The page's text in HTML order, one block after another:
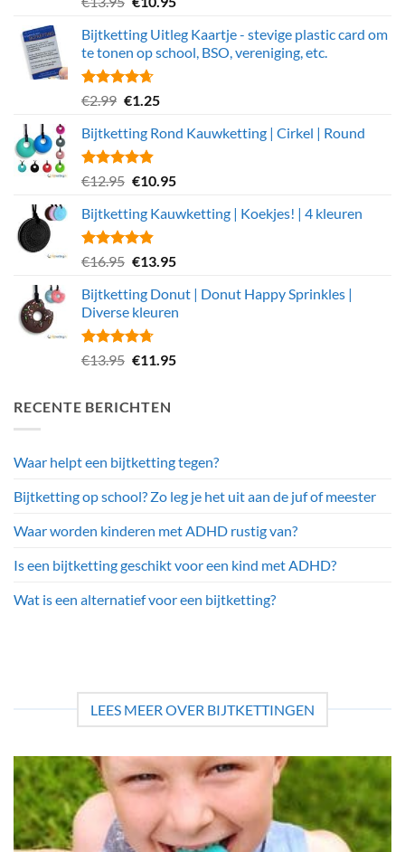
was:
€13.95.
is:
€10.95.
Bijtketting Uitleg Kaartje - stevige plastic card om
te tonen op school, BSO, vereniging, etc.
Gewaardeerd
€2.99 Oorspronkelijke
was:
€2.99.
€1.25Huidige
is:
Bijtketting Rond Kauwketting | Cirkel | Round
Gewaardeerd
€12.95 Oorspronkelijke
was:
€12.95.
€10.95Huidige
is:
Bijtketting Kauwketting | Koekjes! | 4 kleuren
Gewaardeerd
€16.95 Oorspronkelijke
was:
€16.95.
€13.95Huidige
is:
€13.95.
Bijtketting Donut | Donut Happy Sprinkles |
Diverse kleuren
Gewaardeerd
€13.95 Oorspronkelijke
€13.95.
€11.95Huidige
RECENTE BERICHTEN
Waar helpt een bijtketting tegen?
Bijtketting op school? Zo leg je het uit aan de juf of meester
Waar worden kinderen met ADHD rustig van?
Is een bijtketting geschikt voor een kind met ADHD?
Wat is een alternatief voor een bijtketting?
LEES MEER OVER BIJTKETTINGEN